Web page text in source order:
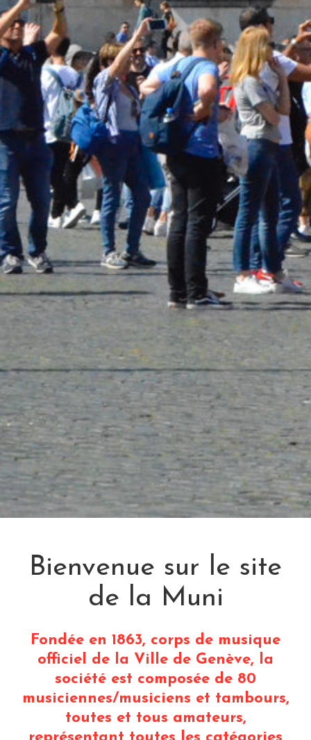
Bienvenue sur le site
de la Muni
Fondée en 1863, corps de musique
officiel de la Ville de Genève, la
société est composée de 80
musiciennes/musiciens et tambours,
toutes et tous amateurs,